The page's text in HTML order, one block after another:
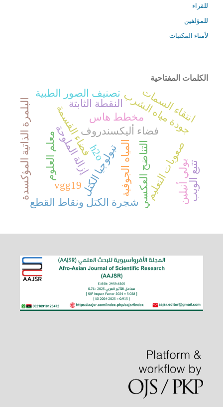
للقراء
للمؤلفين
لأمناء المكتبات
الكلمات المفتاحية
تبولوجيا الكتل
فضاء أليكسندروففضاء القسمةمخطط هاس
شجرة الكتل ونقاط القطعالتناضح العكسي
جودة مياه الشرب
إزالة الملوحة المياه الجوفية vgg19
h2o
تصنيف الصور الطبية انتقاء السمات
معلم العلوم صعوبات التعليم
بولي أنيلين البلمرة الذاتية المؤكسدة النقطة الثابتة
تتبع الويب